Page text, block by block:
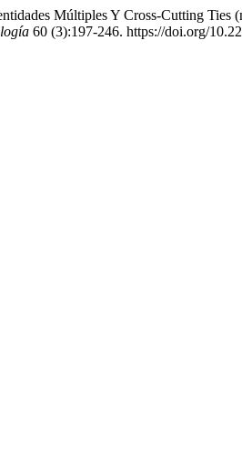
Múltiples Y Cross-Cutting
60 (3):197-246. https://doi.org/